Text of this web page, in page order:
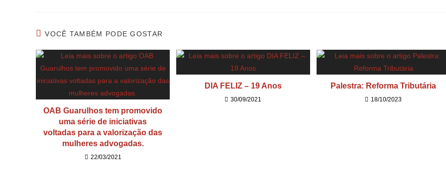
VOCÊ TAMBÉM PODE GOSTAR
OAB Guarulhos tem promovido
uma série de iniciativas
voltadas para a valorização das
mulheres advogadas.
22/03/2021
DIA FELIZ – 19 Anos
30/09/2021
Palestra: Reforma Tributária
18/10/2023